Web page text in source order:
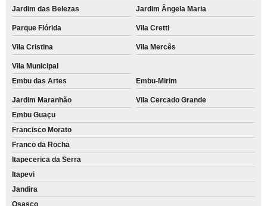
Jardim das Belezas Jardim Ângela Maria
Parque Flórida Vila Cretti
Vila Cristina Vila Mercês
Vila Municipal
Embu das Artes
Embu-Mirim
Jardim Maranhão
Vila Cercado Grande
Embu Guaçu
Francisco Morato
Franco da Rocha
Itapecerica da Serra
Itapevi
Jandira
Osasco